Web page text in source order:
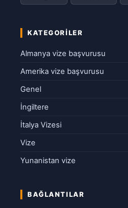
KATEGORILER
Almanya vize başvurusu
Amerika vize başvurusu
Genel
İngiltere
İtalya Vizesi
Vize
Yunanistan vize
BAĞLANTILAR